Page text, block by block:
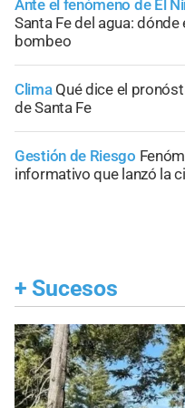
Ante el fenómeno de El
Santa Fe del agua:
bombeo
Clima Qué dice el
de Santa Fe
Gestión de Riesgo
informativo que lanzó la
+ Sucesos